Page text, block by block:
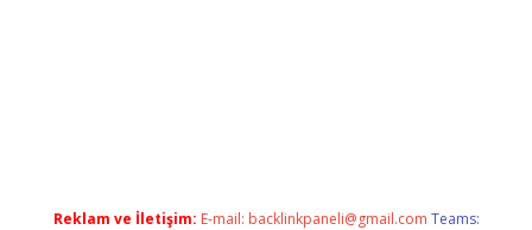
Reklam ve İletişim: E-mail: backlinkpaneli@gmail.com Teams: